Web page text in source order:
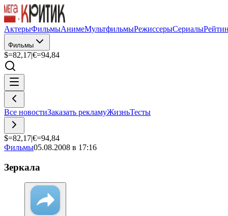
АктерыФильмыАнимеМультфильмыРежиссерыСериалы
Фильмы
$=82,17|€=94,84
Все новостиЗаказать рекламуЖизньТесты
$=82,17|€=94,84
Фильмы05.08.2008 в 17:16
Зеркала